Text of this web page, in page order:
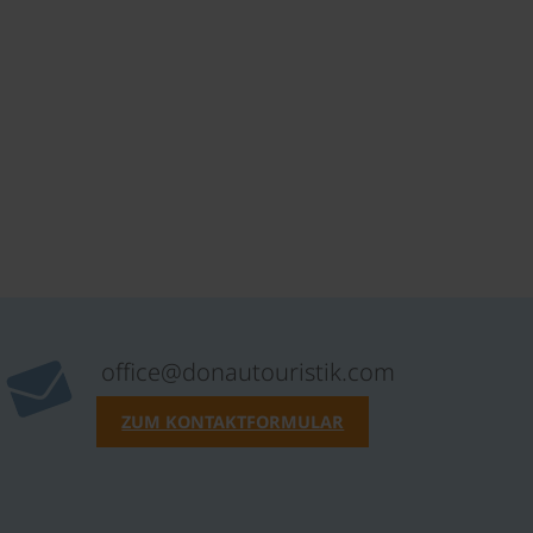
office@donautouristik.com
ZUM KONTAKTFORMULAR